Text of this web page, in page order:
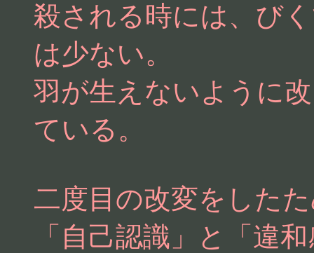
殺される時には、び
は少ない。
羽が生えないように
ている。
二度目の改変をした
「自己認識」と「違